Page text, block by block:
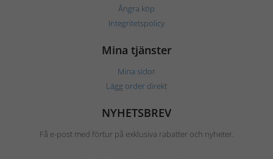
Ångra köp
Integritetspolicy
Mina tjänster
Mina sidor
Lägg order direkt
NYHETSBREV
Få e-post med förtur på exklusiva rabatter och nyheter.